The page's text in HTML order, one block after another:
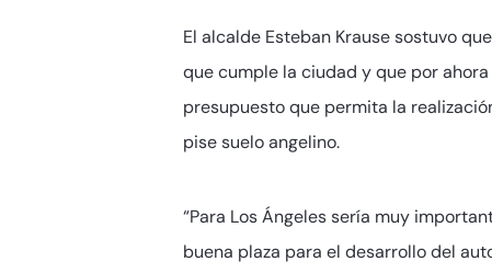
El alcalde Esteban Krause sostuvo
que cumple la ciudad y que por
presupuesto que permita la
pise suelo angelino.
“Para Los Ángeles sería muy
buena plaza para el desarrollo del